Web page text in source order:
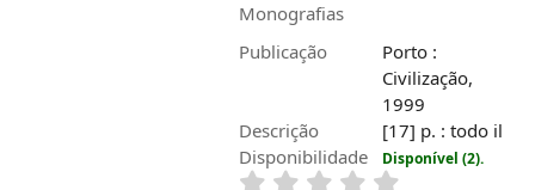
Monografias
Publicação
Porto :
Civilização,
1999
Descrição
[17] p. : todo il
Disponibilidade
Disponível (2).